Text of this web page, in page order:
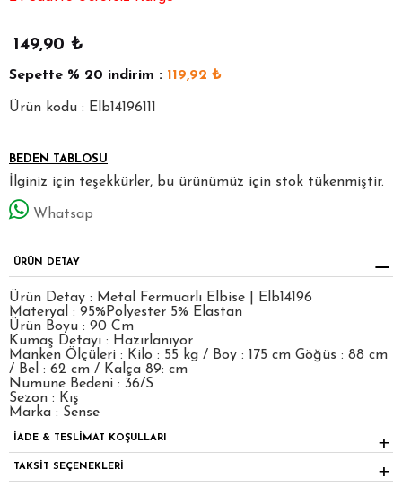
149,90 ₺
Sepette % 20 indirim : 119,92 ₺
Ürün kodu : Elb14196111
BEDEN TABLOSU
İlginiz için teşekkürler, bu ürünümüz için stok tükenmiştir.
Whatsap
ÜRÜN DETAY
Ürün Detay : Metal Fermuarlı Elbise | Elb14196
Materyal : 95%Polyester 5% Elastan
Ürün Boyu : 90 Cm
Kumaş Detayı : Hazırlanıyor
Manken Ölçüleri : Kilo : 55 kg / Boy : 175 cm Göğüs : 88 cm
/ Bel : 62 cm / Kalça 89: cm
Numune Bedeni : 36/S
Sezon : Kış
Marka : Sense
İADE & TESLİMAT KOŞULLARI
TAKSİT SEÇENEKLERİ